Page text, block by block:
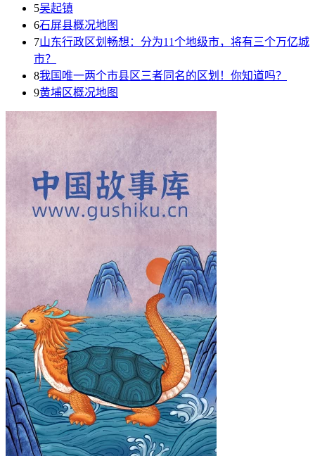
5吴起镇
6石屏县概况地图
7山东行政区划畅想：分为11个地级市，将有三个万亿城
市？
8我国唯一两个市县区三者同名的区划！你知道吗？
9黄埔区概况地图